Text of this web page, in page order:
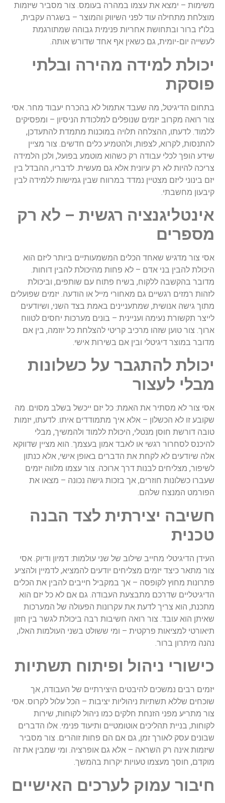
משימות – ימצא את עצמו במהרה בעומס. צור מסביר שיזמות
מוצלחת מתחילה עוד לפני השיווק והמוצר – בשגרה עקבית,
בלו"ז ברור ובתחושת אחריות פנימית גבוהה שמתורגמת
לעשייה יום-יומית, גם כשאין אף אחד שדורש אותה.
יכולת למידה מהירה ובלתי
פוסקת
בתחום הדיגיטל, מה שעבד אתמול לא בהכרח יעבוד מחר. אסי
צור רואה מקרוב יזמים שנופלים למלכודת הניסיון – ומפסיקים
ללמוד. לדעתו, ההצלחה תלויה במוכנות מתמדת להתעדכן,
להתנסות, לקרוא, לצפות, ולהטמיע כלים חדשים. צור מציין
שידע הופך לכלי עבודה רק כשהוא מוטמע בפועל, ולכן הלמידה
צריכה להיות לא רק עיונית אלא גם מעשית. לדבריו, ההבדל בין
יזם בינוני ליזם מצטיין נמדד במרווח שבין גמישות ללמידה לבין
קיבעון מחשבתי.
אינטליגנציה רגשית – לא רק
מספרים
אסי צור מדגיש שאחד הכלים המשמעותיים ביותר ליזם הוא
היכולת להבין בני אדם – לא פחות מהיכולת להבין דוחות.
מדובר בהקשבה ללקוח, בשיח פתוח עם שותפים, וביכולת
לזהות רמזים רגשיים גם מאחורי מייל או הודעה. יזמים שפועלים
מתוך גישה אנושית, שמתעניינים באמת בצד השני, ושיודעים
לייצר תקשורת נעימה ועניינית – בונים מערכות יחסים לטווח
ארוך. צור טוען שזהו מרכיב קריטי להצלחת כל יוזמה, בין אם
מדובר במוצר דיגיטלי ובין אם בשירות אישי.
יכולת להתגבר על כשלונות
מבלי לעצור
אסי צור לא מסתיר את האמת: כל יזם ייכשל בשלב מסוים. מה
שקובע זו לא הכשלון – אלא איך מתמודדים איתו. לדעתו, יזמות
טובה דורשת חוסן מנטלי, היכולת ללמוד ולהמשיך, מבלי
להיכנס לסחרור רגשי או לאבד אמון בעצמך. הוא מציין שדווקא
אלה שיודעים לא לקחת את הדברים באופן אישי, אלא כנתון
לשיפור, מצליחים לבנות דרך ארוכה. צור עצמו מלווה יזמים
שעברו כשלונות חוזרים, אך בזכות גישה נכונה – מצאו את
הפורמט המנצח שלהם.
חשיבה יצירתית לצד הבנה
טכנית
העידן הדיגיטלי מחייב שילוב של שני עולמות: דמיון ודיוק. אסי
צור מתאר כיצד יזמים מצליחים יודעים להמציא, לדמיין ולהציע
פתרונות מחוץ לקופסה – אך במקביל חייבים להבין את הכלים
הדיגיטליים שדרכם מתבצעת העבודה. גם אם לא כל יזם הוא
מתכנת, הוא צריך לדעת את עקרונות הפעולה של המערכות
שאיתן הוא עובד. צור רואה חשיבות רבה ביכולת לגשר בין חזון
תיאורטי למציאות פרקטית – ומי ששולט בשני העולמות האלו,
נהנה מיתרון ברור.
כישורי ניהול ופיתוח תשתיות
יזמים רבים נמשכים להיבטים היצירתיים של העבודה, אך
שוכחים שללא תשתיות ניהוליות יציבות – הכל עלול לקרוס. אסי
צור מתריע מפני הזנחת חלקים כמו ניהול לקוחות, שירות
לקוחות, בניית תהליכים אוטומטיים ותיעוד פנימי. אלו הדברים
שבונים עסק לאורך זמן, גם אם הם פחות זוהרים. צור מסביר
שיזמות אינה רק השראה – אלא גם אופרציה. ומי שמבין את זה
מוקדם, חוסך מעצמו טעויות יקרות בהמשך.
חיבור עמוק לערכים האישיים